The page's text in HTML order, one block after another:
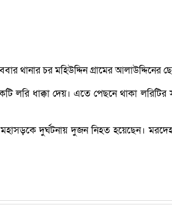
চর মহিউদ্দিন গ্রামের আলাউদ্দিনের
লরি ধাক্কা দেয়। এতে পেছনে থাকা
দুর্ঘটনায় দুজন নিহত হয়েছেন।